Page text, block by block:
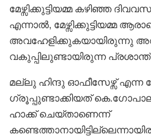
മേഴ്സിക്കുട്ടിയമ്മ കഴിഞ്ഞ
എന്നാൽ, മേഴ്സിക്കുട്ടിയമ്മ
അവഹേളിക്കുകയായിരുന്നു
വകുപ്പിലുണ്ടായിരുന്ന
മല്ലു ഹിന്ദു ഓഫീസേഴ്സ് എന്ന
ഗ്രൂപ്പുണ്ടാക്കിയത്
ഹാക്ക് ചെയ്താണെന്ന്